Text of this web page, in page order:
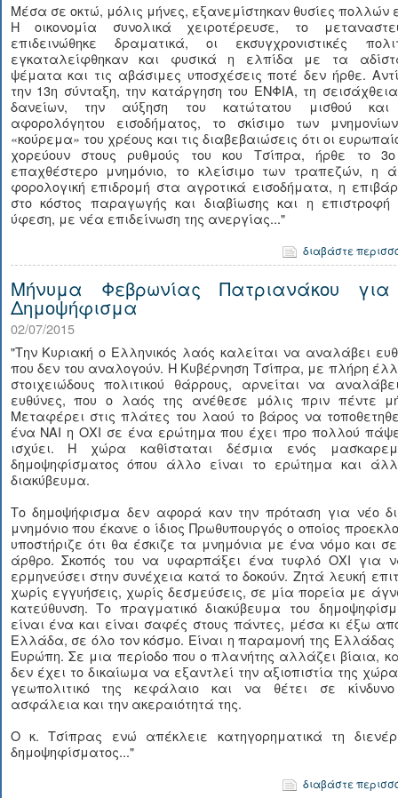
Μέσα σε οκτώ, μόλις μήνες, εξανεμίστηκαν θυσίες πολλών
Η οικονομία συνολικά χειροτέρευσε, το
επιδεινώθηκε δραματικά, οι εκσυγχρονιστικές
εγκαταλείφθηκαν και φυσικά η ελπίδα με τα
ψέματα και τις αβάσιμες υποσχέσεις ποτέ δεν ήρθε.
την 13η σύνταξη, την κατάργηση του ΕΝΦΙΑ, τη
δανείων, την αύξηση του κατώτατου μισθού και
αφορολόγητου εισοδήματος, το σκίσιμο των
«κούρεμα» του χρέους και τις διαβεβαιώσεις ότι οι
χορεύουν στους ρυθμούς του κου Τσίπρα, ήρθε το
επαχθέστερο μνημόνιο, το κλείσιμο των τραπεζών, η
φορολογική επιδρομή στα αγροτικά εισοδήματα, η
στο κόστος παραγωγής και διαβίωσης και η επιστροφή
ύφεση, με νέα επιδείνωση της ανεργίας..."
διαβάστε
Μήνυμα Φεβρωνίας Πατριανάκου
Δημοψήφισμα
02/07/2015
"Την Κυριακή ο Ελληνικός λαός καλείται να αναλάβει
που δεν του αναλογούν. Η Κυβέρνηση Τσίπρα, με πλήρη
στοιχειώδους πολιτικού θάρρους, αρνείται να
ευθύνες, που ο λαός της ανέθεσε μόλις πριν πέντε
Μεταφέρει στις πλάτες του λαού το βάρος να
ένα ΝΑΙ η ΟΧΙ σε ένα ερώτημα που έχει προ πολλού
ισχύει. Η χώρα καθίσταται δέσμια ενός
δημοψηφίσματος όπου άλλο είναι το ερώτημα και
διακύβευμα.
Το δημοψήφισμα δεν αφορά καν την πρόταση για νέο
μνημόνιο που έκανε ο ίδιος Πρωθυπουργός ο οποίος
υποστήριζε ότι θα έσκιζε τα μνημόνια με ένα νόμο και
άρθρο. Σκοπός του να υφαρπάξει ένα τυφλό ΟΧΙ για
ερμηνεύσει στην συνέχεια κατά το δοκούν. Ζητά λευκή
χωρίς εγγυήσεις, χωρίς δεσμεύσεις, σε μία πορεία με
κατεύθυνση. Το πραγματικό διακύβευμα του
είναι ένα και είναι σαφές στους πάντες, μέσα κι έξω
Ελλάδα, σε όλο τον κόσμο. Είναι η παραμονή της Ελλάδας
Ευρώπη. Σε μια περίοδο που ο πλανήτης αλλάζει βίαια,
δεν έχει το δικαίωμα να εξαντλεί την αξιοπιστία της
γεωπολιτικό της κεφάλαιο και να θέτει σε
ασφάλεια και την ακεραιότητά της.
Ο κ. Τσίπρας ενώ απέκλειε κατηγορηματικά τη
δημοψηφίσματος..."
διαβάστε